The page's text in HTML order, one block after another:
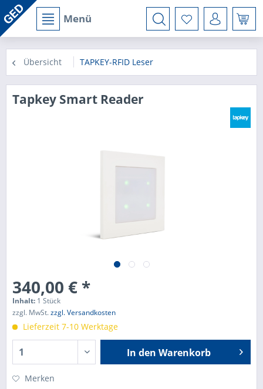
Menü
Übersicht TAPKEY-RFID Leser
Tapkey Smart Reader
340,00 € *
Inhalt: 1 Stück
zzgl. MwSt.zzgl. Versandkosten
Lieferzeit 7-10 Werktage
In den Warenkorb
Merken